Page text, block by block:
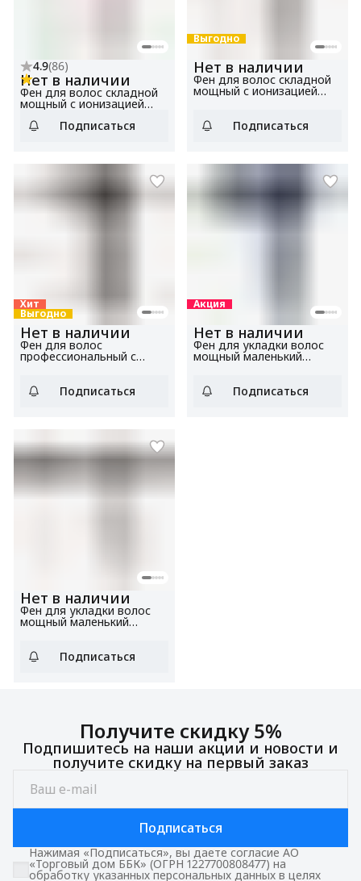
4.9(86)
Нет в наличии
Фен для волос складной
мощный с ионизацией
BHD3000 розовый/
голубой, мощность 2000
складная ручка
Подписаться
Выгодно
Нет в наличии
Фен для волос складной
мощный с ионизацией
BHD3001 серый,
температурных режима, 2
скорости, складная ручка
Подписаться
Хит
Выгодно
Нет в наличии
Фен для волос
профессиональный с
BLDC мотором, мощный,
черный, мощность 1600
Вт, 4 температурных
Подписаться
Акция
Нет в наличии
Фен для укладки волос
мощный маленький
BHD1600 синий, мощность
режима, 2 скорости
Подписаться
Нет в наличии
Фен для укладки волос
мощный маленький
BHD1201 серый, мощность
режима, 2 скорости
Подписаться
Получите скидку 5%
Подпишитесь на наши акции и новости и
получите скидку на первый заказ
Подписаться
Нажимая «Подписаться», вы даете согласие АО
«Торговый дом ББК» (ОГРН 1227700808477) на
обработку указанных персональных данных в целях